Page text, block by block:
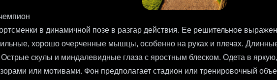
в динамичной позе в разгар действия. Ее решительное
хорошо очерченные мышцы, особенно на руках и плечах.
скулы и миндалевидные глаза с яростным блеском. Одета в
или мотивами. Фон предполагает стадион или тренировочный